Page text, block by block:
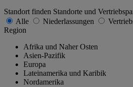
Standort finden Standorte und
Alle
Niederlassungen
Region
Afrika und Naher Osten
Asien-Pazifik
Europa
Lateinamerika und Karibik
Nordamerika